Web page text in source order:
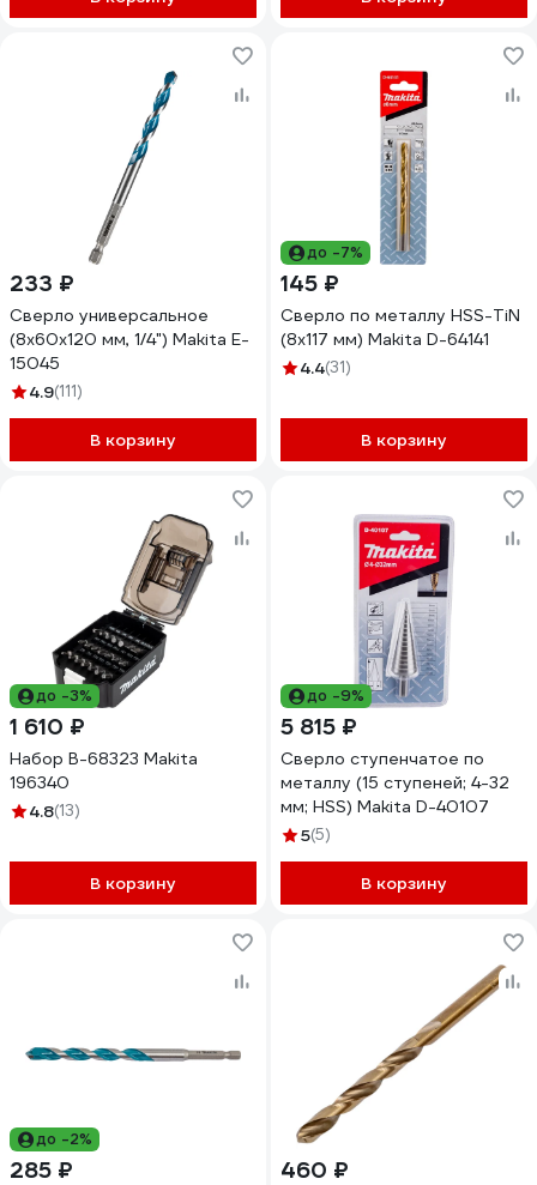
233 ₽
Сверло универсальное
(8x60x120 мм, 1/4") Makita E-
15045
4.9(111)
В корзину
до -7%
145 ₽
Сверло по металлу HSS-TiN
(8х117 мм) Makita D-64141
4.4(31)
В корзину
до -3%
1 610 ₽
Набор B-68323 Makita
196340
4.8(13)
В корзину
до -9%
5 815 ₽
Сверло ступенчатое по
металлу (15 ступеней; 4-32
мм; HSS) Makita D-40107
5(5)
В корзину
до -2%
285 ₽ 460 ₽